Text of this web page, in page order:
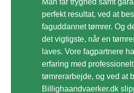
Man får tryghed samt
perfekt resultat, ved at
faguddannet tømrer. Og
det vigtigste, når en
laves. Vore fagpartnere
erfaring med professionelt
tømrerarbejde, og ved at
Billighaandvaerker.dk